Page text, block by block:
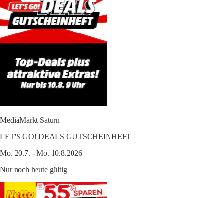
MediaMarkt Saturn
LET'S GO! DEALS GUTSCHEINHEFT
Mo. 20.7. - Mo. 10.8.2026
Nur noch heute gültig